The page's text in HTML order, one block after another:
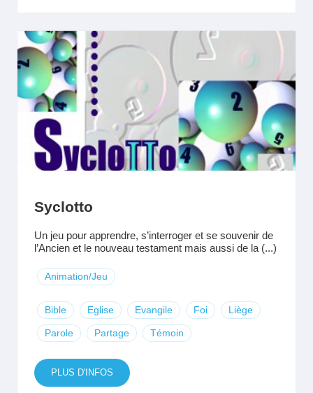
Syclotto
Un jeu pour apprendre, s’interroger et se souvenir de
l’Ancien et le nouveau testament mais aussi de la (...)
Animation/Jeu
Bible Eglise Evangile Foi Liège
Parole Partage Témoin
PLUS D'INFOS